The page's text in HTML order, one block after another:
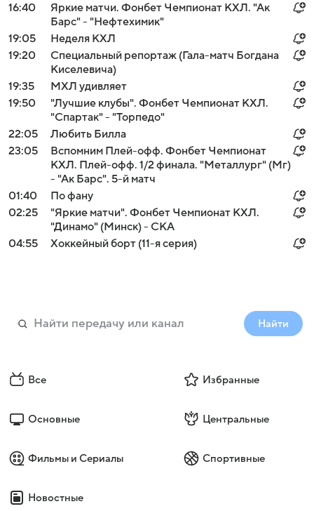
16:40
Яркие матчи. Фонбет Чемпионат КХЛ. "Ак
Барс" - "Нефтехимик"
19:05
Неделя КХЛ
19:20
Специальный репортаж (Гала-матч Богдана
Киселевича)
19:35
МХЛ удивляет
19:50
"Лучшие клубы". Фонбет Чемпионат КХЛ.
"Спартак" - "Торпедо"
22:05
Любить Билла
23:05
Вспомним Плей-офф. Фонбет Чемпионат
КХЛ. Плей-офф. 1/2 финала. "Металлург" (Мг)
- "Ак Барс". 5-й матч
01:40
По фану
02:25
"Яркие матчи". Фонбет Чемпионат КХЛ.
"Динамо" (Минск) - СКА
04:55
Хоккейный борт (11-я серия)
Найти
Все Избранные
Основные Центральные
Фильмы и Сериалы Спортивные
Новостные